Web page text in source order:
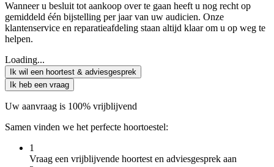
Wanneer u besluit tot aankoop over te gaan heeft u nog recht op
gemiddeld één bijstelling per jaar van uw audicien. Onze
klantenservice en reparatieafdeling staan altijd klaar om u op weg te
helpen.
Loading...
Ik wil een hoortest & adviesgesprek
Ik heb een vraag
Uw aanvraag is 100% vrijblijvend
Samen vinden we het perfecte hoortoestel:
1
Vraag een vrijblijvende hoortest en adviesgesprek aan